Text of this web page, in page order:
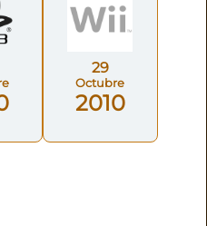
29
Octubre
2010